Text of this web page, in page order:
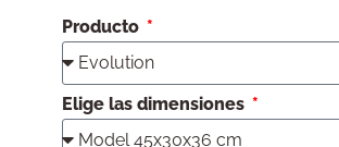
Producto
Elige las dimensiones